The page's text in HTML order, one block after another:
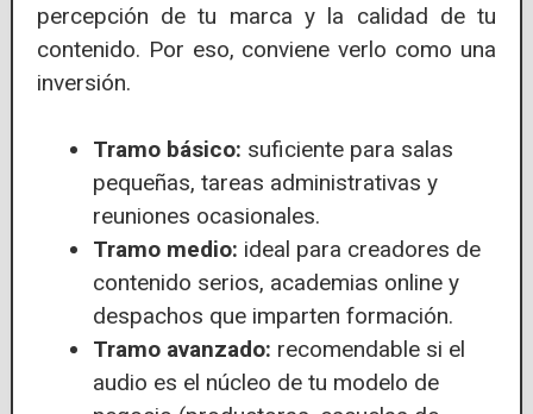
percepción de tu marca y la calidad de tu
contenido. Por eso, conviene verlo como una
inversión.
Tramo básico: suficiente para salas
pequeñas, tareas administrativas y
reuniones ocasionales.
Tramo medio: ideal para creadores de
contenido serios, academias online y
despachos que imparten formación.
Tramo avanzado: recomendable si el
audio es el núcleo de tu modelo de